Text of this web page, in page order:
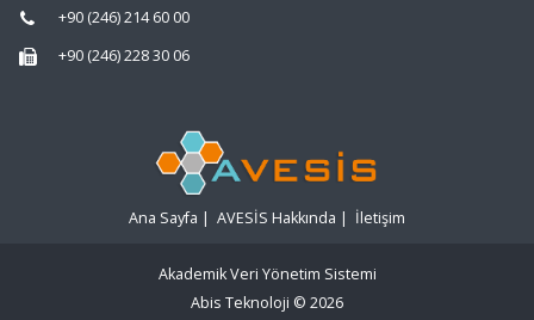
+90 (246) 214 60 00
+90 (246) 228 30 06
Ana Sayfa | AVESİS Hakkında | İletişim
Akademik Veri Yönetim Sistemi
Abis Teknoloji © 2026